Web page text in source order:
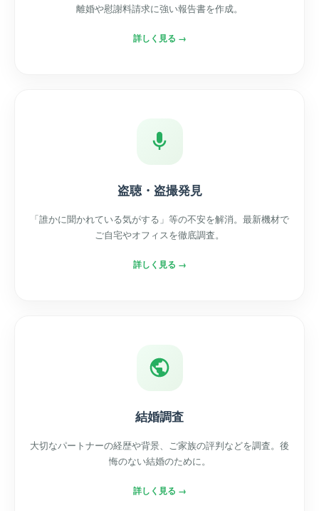
離婚や慰謝料請求に強い報告書を作成。
詳しく見る →
盗聴・盗撮発見
「誰かに聞かれている気がする」等の不安を解消。最新機材で
ご自宅やオフィスを徹底調査。
詳しく見る →
結婚調査
大切なパートナーの経歴や背景、ご家族の評判などを調査。後
悔のない結婚のために。
詳しく見る →